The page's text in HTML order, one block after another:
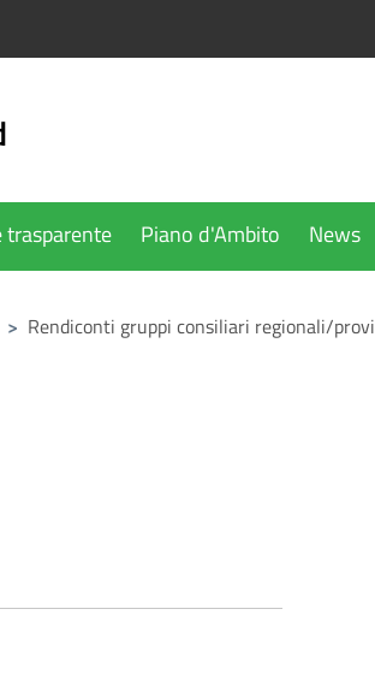
Piano d'Ambito News
> Rendiconti gruppi consiliari regionali/